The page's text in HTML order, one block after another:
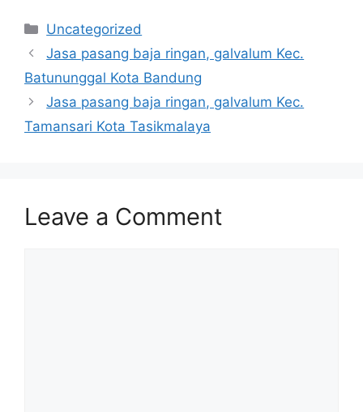
Categories
Uncategorized
Jasa pasang baja ringan, galvalum Kec.
Batununggal Kota Bandung
Jasa pasang baja ringan, galvalum Kec.
Tamansari Kota Tasikmalaya
Leave a Comment